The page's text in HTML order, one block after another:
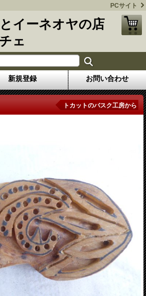
PCサイト
イーネオヤの店
ェ
新規登録 お問い合わせ
トカットのバスク工房から